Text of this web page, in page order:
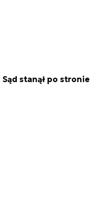
stanął po stronie